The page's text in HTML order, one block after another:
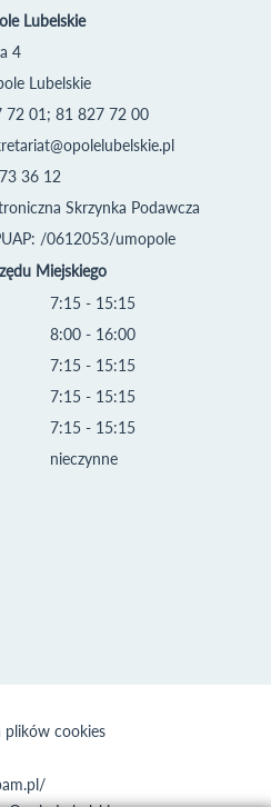
Lubelskie
4
Lubelskie
72 01; 81 827 72 00
36 12
Skrzynka Podawcza
/0612053/umopole
Miejskiego
7:15 - 15:15
8:00 - 16:00
7:15 - 15:15
7:15 - 15:15
7:15 - 15:15
nieczynne
plików cookies